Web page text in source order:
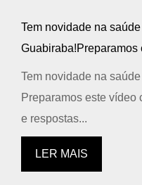
Tem novidade na
Guabiraba!Preparamos
Tem novidade na
Preparamos este vídeo
e respostas...
LER MAIS